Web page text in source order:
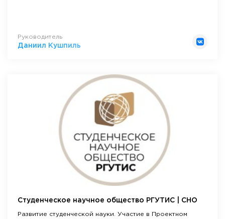
Руководитель
Даниил Кушпиль
Студенческое научное общество РГУТИС | СНО
Развитие студенческой науки. Участие в Проектном